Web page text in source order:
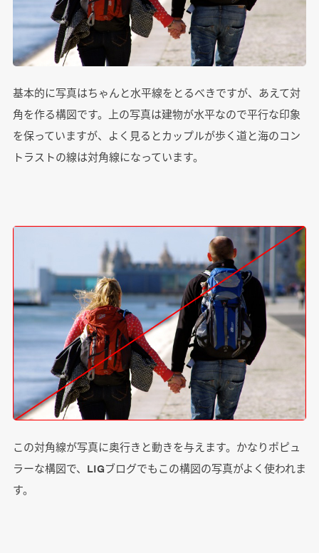
基本的に写真はちゃんと水平線をとるべきですが、あえて対
角を作る構図です。上の写真は建物が水平なので平行な印象
を保っていますが、よく見るとカップルが歩く道と海のコン
トラストの線は対角線になっています。
この対角線が写真に奥行きと動きを与えます。かなりポピュ
ラーな構図で、LIGブログでもこの構図の写真がよく使われま
す。